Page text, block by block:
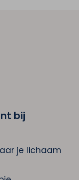
bij
je lichaam